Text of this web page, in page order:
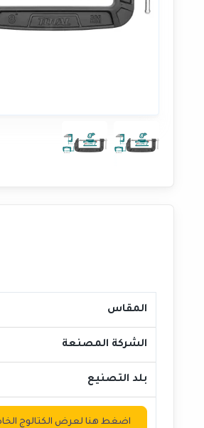
المقاس
الشركة المصنعة
بلد التصنيع
اضغط هنا لعرض الكتالوج